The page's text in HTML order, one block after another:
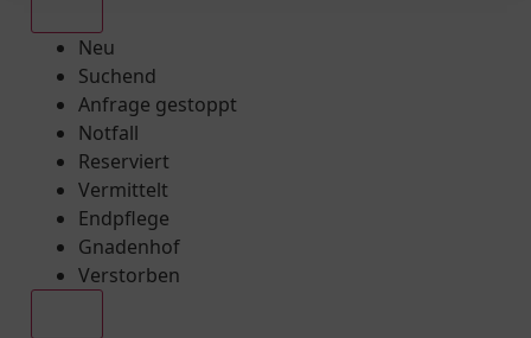
Neu
Suchend
Anfrage gestoppt
Notfall
Reserviert
Vermittelt
Endpflege
Gnadenhof
Verstorben